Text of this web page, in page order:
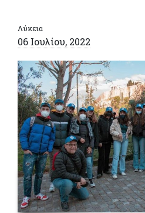
Λύκεια
06 Ιουλίου, 2022